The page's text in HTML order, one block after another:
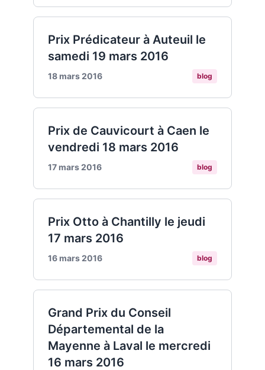
Prix Prédicateur à Auteuil le
samedi 19 mars 2016
18 mars 2016 blog
Prix de Cauvicourt à Caen le
vendredi 18 mars 2016
17 mars 2016 blog
Prix Otto à Chantilly le jeudi
17 mars 2016
16 mars 2016 blog
Grand Prix du Conseil
Départemental de la
Mayenne à Laval le mercredi
16 mars 2016